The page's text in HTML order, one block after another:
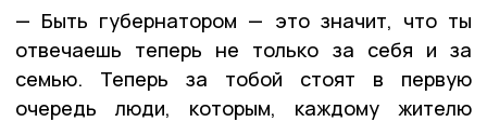
— Быть губернатором — это значит, что ты
отвечаешь теперь не только за себя и за
семью. Теперь за тобой стоят в первую
очередь люди, которым, каждому жителю